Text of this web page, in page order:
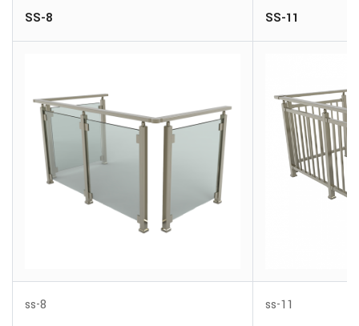
SS-8 SS-11
ss-8 ss-11